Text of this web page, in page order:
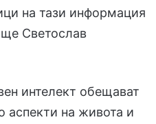
на тази информация
Светослав
интелект обещават
аспекти на живота и